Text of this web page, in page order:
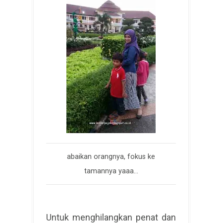
abaikan orangnya, fokus ke
tamannya yaaa...
Untuk menghilangkan penat dan